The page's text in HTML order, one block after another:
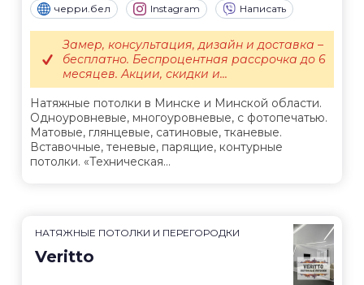
черри.бел Instagram Написать
Натяжные потолки в Минске и Минской области.
Одноуровневые, многоуровневые, с фотопечатью.
Матовые, глянцевые, сатиновые, тканевые.
Вставочные, теневые, парящие, контурные
потолки. «Техническая...
Замер, консультация, дизайн и доставка –
бесплатно. Беспроцентная рассрочка до 6
месяцев. Акции, скидки и...
НАТЯЖНЫЕ ПОТОЛКИ И ПЕРЕГОРОДКИ
Veritto